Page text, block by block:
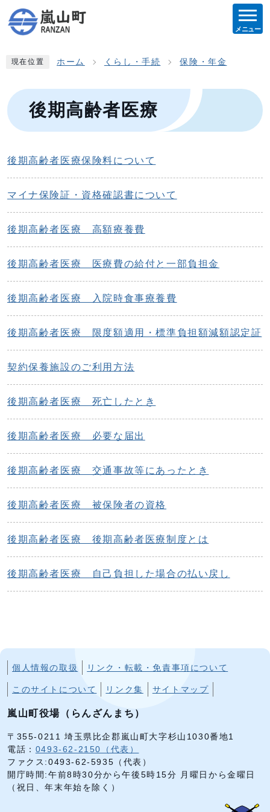
メニュー
現在位置 ホーム くらし・手続 保険・年金
後期高齢者医療
後期高齢者医療保険料について
マイナ保険証・資格確認書について
後期高齢者医療 高額療養費
後期高齢者医療 医療費の給付と一部負担金
後期高齢者医療 入院時食事療養費
後期高齢者医療 限度額適用・標準負担額減額認定証
契約保養施設のご利用方法
後期高齢者医療 死亡したとき
後期高齢者医療 必要な届出
後期高齢者医療 交通事故等にあったとき
後期高齢者医療 被保険者の資格
後期高齢者医療 後期高齢者医療制度とは
後期高齢者医療 自己負担した場合の払い戻し
個人情報の取扱 リンク・転載・免責事項について
このサイトについて リンク集 サイトマップ
嵐山町役場（らんざんまち）
〒355-0211 埼玉県比企郡嵐山町大字杉山1030番地1
電話： 0493-62-2150（代表）
ファクス:0493-62-5935（代表）
開庁時間:午前8時30分から午後5時15分 月曜日から金曜日
（祝日、年末年始を除く）